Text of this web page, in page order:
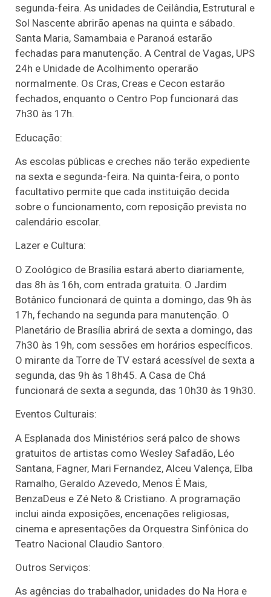
segunda-feira. As unidades de Ceilândia, Estrutural e
Sol Nascente abrirão apenas na quinta e sábado.
Santa Maria, Samambaia e Paranoá estarão
fechadas para manutenção. A Central de Vagas, UPS
24h e Unidade de Acolhimento operarão
normalmente. Os Cras, Creas e Cecon estarão
fechados, enquanto o Centro Pop funcionará das
7h30 às 17h.
Educação:
As escolas públicas e creches não terão expediente
na sexta e segunda-feira. Na quinta-feira, o ponto
facultativo permite que cada instituição decida
sobre o funcionamento, com reposição prevista no
calendário escolar.
Lazer e Cultura:
O Zoológico de Brasília estará aberto diariamente,
das 8h às 16h, com entrada gratuita. O Jardim
Botânico funcionará de quinta a domingo, das 9h às
17h, fechando na segunda para manutenção. O
Planetário de Brasília abrirá de sexta a domingo, das
7h30 às 19h, com sessões em horários específicos.
O mirante da Torre de TV estará acessível de sexta a
segunda, das 9h às 18h45. A Casa de Chá
funcionará de sexta a segunda, das 10h30 às 19h30.
Eventos Culturais:
A Esplanada dos Ministérios será palco de shows
gratuitos de artistas como Wesley Safadão, Léo
Santana, Fagner, Mari Fernandez, Alceu Valença, Elba
Ramalho, Geraldo Azevedo, Menos É Mais,
BenzaDeus e Zé Neto & Cristiano. A programação
inclui ainda exposições, encenações religiosas,
cinema e apresentações da Orquestra Sinfônica do
Teatro Nacional Claudio Santoro.
Outros Serviços:
As agências do trabalhador, unidades do Na Hora e